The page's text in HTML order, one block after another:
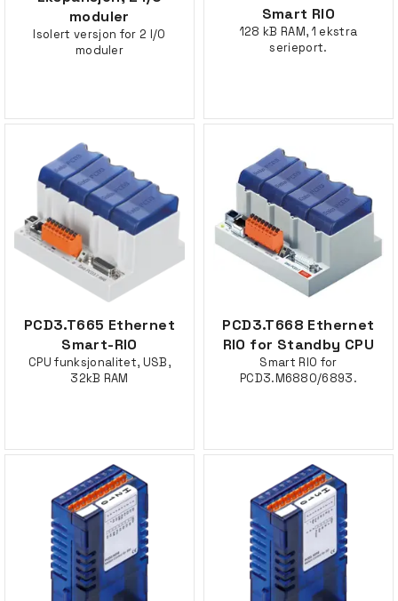
moduler
Isolert versjon for 2 I/O
moduler
Smart RIO
128 kB RAM, 1 ekstra
serieport.
PCD3.T665 Ethernet
Smart-RIO
CPU funksjonalitet, USB,
32kB RAM
PCD3.T668 Ethernet
RIO for Standby CPU
Smart RIO for
PCD3.M6880/6893.